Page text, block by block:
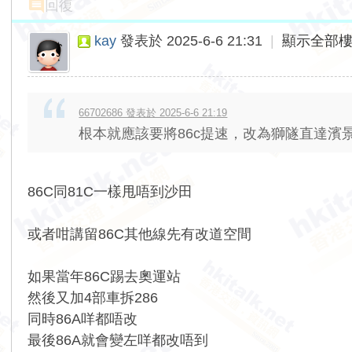
回復
kay 發表於 2025-6-6 21:31 顯示全部
66702686 發表於 2025-6-6 21:19
根本就應該要將86c提速，改為獅隧直達濱
86C同81C一樣甩唔到沙田
或者咁講留86C其他線先有改道空間
如果當年86C踢去奧運站
然後又加4部車拆286
同時86A咩都唔改
最後86A就會變左咩都改唔到